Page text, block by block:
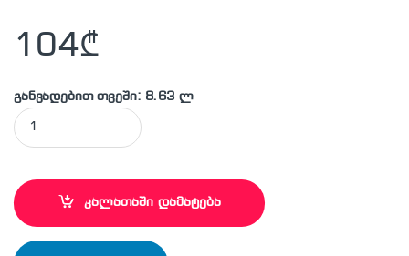
104₾
განვადებით თვეში: 8.63 ლ
STANLEY - FMHT6-70411 სტეპლერის პისტოლეტი quantity
კალათაში დამატება